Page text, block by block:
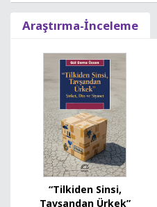
Araştırma-İnceleme
“Tilkiden Sinsi,
Tavşandan Ürkek”